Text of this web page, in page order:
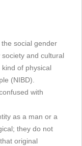
social gender
and cultural
of physical
(NIBD).
with
as a man or a
they do not
original